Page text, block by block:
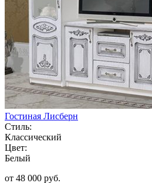
Гостиная Лисберн
Стиль:
Классический
Цвет:
Белый
от 48 000 руб.